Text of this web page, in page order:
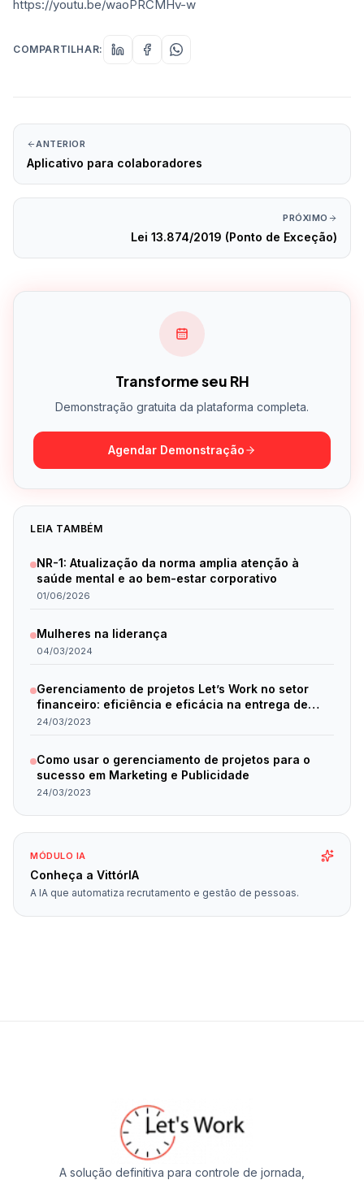
https://youtu.be/waoPRCMHv-w
COMPARTILHAR:
ANTERIOR
Aplicativo para colaboradores
PRÓXIMO
Lei 13.874/2019 (Ponto de Exceção)
Transforme seu RH
Demonstração gratuita da plataforma completa.
Agendar Demonstração
LEIA TAMBÉM
NR-1: Atualização da norma amplia atenção à
saúde mental e ao bem-estar corporativo
01/06/2026
Mulheres na liderança
04/03/2024
Gerenciamento de projetos Let’s Work no setor
financeiro: eficiência e eficácia na entrega de
resultados.
24/03/2023
Como usar o gerenciamento de projetos para o
sucesso em Marketing e Publicidade
24/03/2023
MÓDULO IA
Conheça a VittórIA
A IA que automatiza recrutamento e gestão de pessoas.
A solução definitiva para controle de jornada,